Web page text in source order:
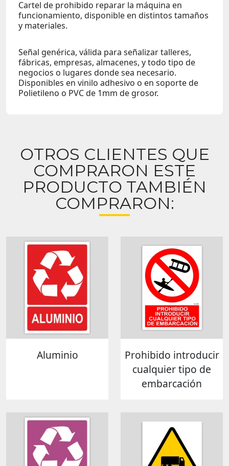
Cartel de prohibido reparar la máquina en
funcionamiento, disponible en distintos tamaños
y materiales.
Señal genérica, válida para señalizar talleres,
fábricas, empresas, almacenes, y todo tipo de
negocios o lugares donde sea necesario.
Disponibles en vinilo adhesivo o en soporte de
Polietileno o PVC de 1mm de grosor.
OTROS CLIENTES QUE
COMPRARON ESTE
PRODUCTO TAMBIÉN
COMPRARON:
Aluminio
Prohibido introducir
cualquier tipo de
embarcación